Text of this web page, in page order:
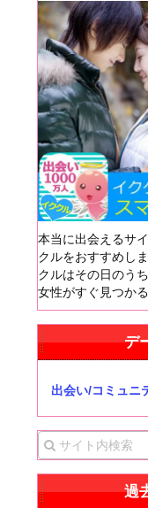
本当に出会えるサ
クルをおすすめし
クルはその日のう
女性がすぐ見つか
デ
出会い/コミュニ
過